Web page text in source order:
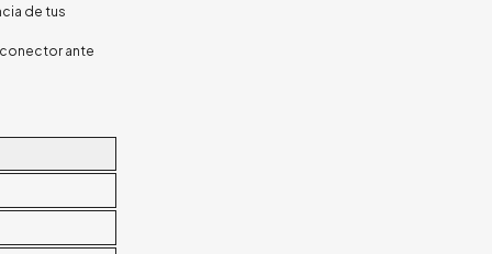
de tus
ante